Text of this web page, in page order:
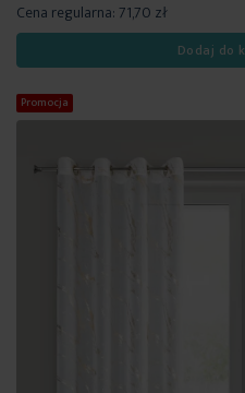
Cena regularna: 71,70 zł
Dodaj do
Promocja